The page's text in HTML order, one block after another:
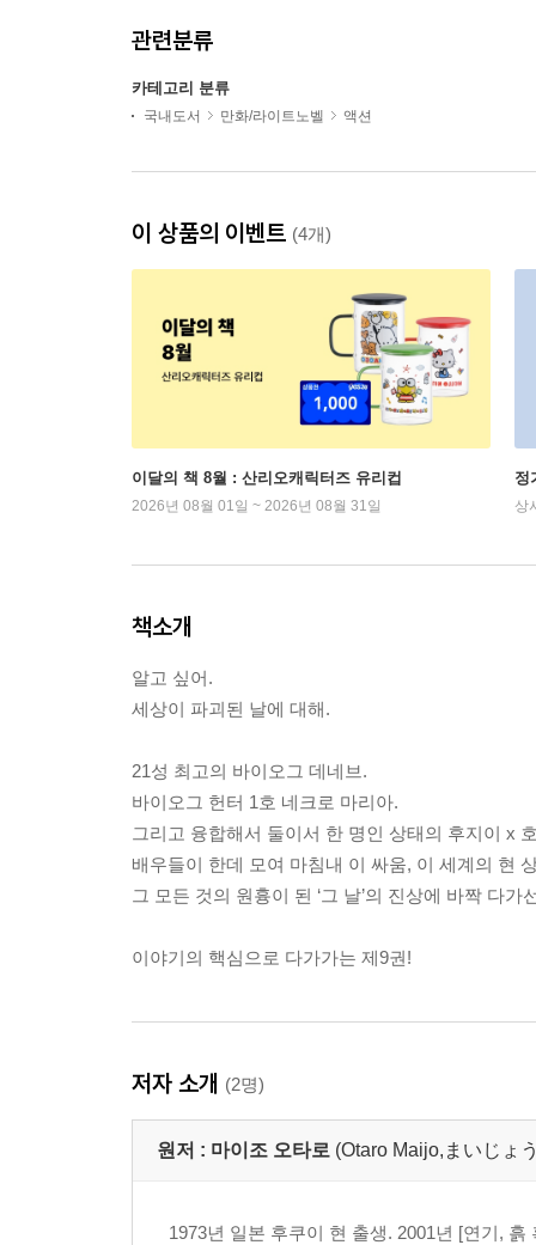
관련분류
카테고리 분류
국내도서 만화/라이트노벨 액션
이 상품의 이벤트 (4개)
이달의 책 8월 : 산리오캐릭터즈 유리컵
2026년 08월 01일 ~ 2026년 08월 31일
정
상
책소개
알고 싶어.
세상이 파괴된 날에 대해.
21성 최고의 바이오그 데네브.
바이오그 헌터 1호 네크로 마리아.
그리고 융합해서 둘이서 한 명인 상태의 후지이 x
배우들이 한데 모여 마침내 이 싸움, 이 세계의 현
그 모든 것의 원흉이 된 ‘그 날’의 진상에 바짝 다가
이야기의 핵심으로 다가가는 제9권!
저자 소개 (2명)
원저 : 마이조 오타로 (Otaro Maijo,まいじょ
1973년 일본 후쿠이 현 출생. 2001년 [연기,